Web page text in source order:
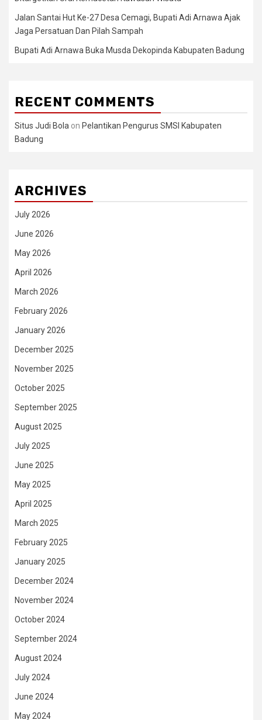
Jalan Santai Hut Ke-27 Desa Cemagi, Bupati Adi Arnawa Ajak
Jaga Persatuan Dan Pilah Sampah
Bupati Adi Arnawa Buka Musda Dekopinda Kabupaten Badung
RECENT COMMENTS
Situs Judi Bola on Pelantikan Pengurus SMSI Kabupaten
Badung
ARCHIVES
July 2026
June 2026
May 2026
April 2026
March 2026
February 2026
January 2026
December 2025
November 2025
October 2025
September 2025
August 2025
July 2025
June 2025
May 2025
April 2025
March 2025
February 2025
January 2025
December 2024
November 2024
October 2024
September 2024
August 2024
July 2024
June 2024
May 2024